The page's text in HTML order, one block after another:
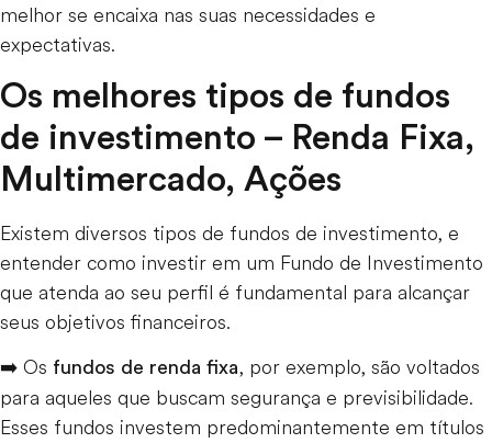
melhor se encaixa nas suas necessidades e
expectativas.
Os melhores tipos de fundos
de investimento – Renda Fixa,
Multimercado, Ações
Existem diversos tipos de fundos de investimento, e
entender como investir em um Fundo de Investimento
que atenda ao seu perfil é fundamental para alcançar
seus objetivos financeiros.
➡️ Os fundos de renda fixa, por exemplo, são voltados
para aqueles que buscam segurança e previsibilidade.
Esses fundos investem predominantemente em títulos